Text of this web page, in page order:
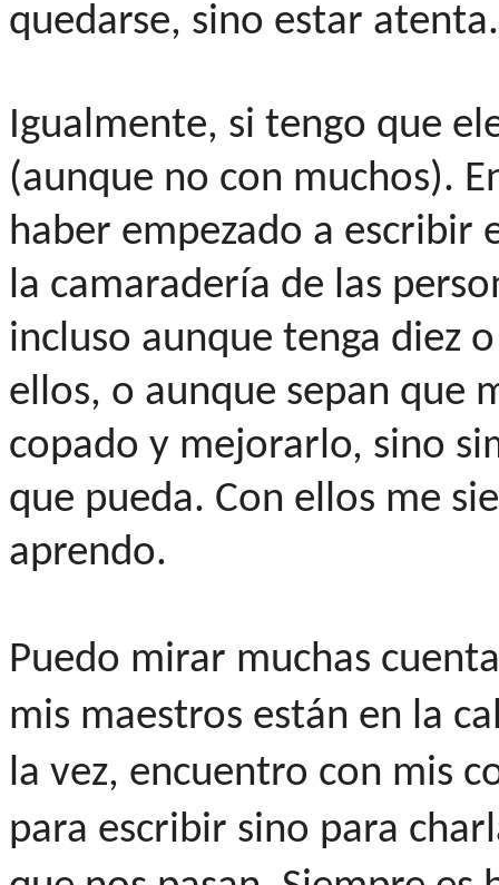
quedarse, sino estar atenta.
Igualmente, si tengo que
(aunque no con muchos).
haber empezado a escribir
la camaradería de las
incluso aunque tenga diez
ellos, o aunque sepan que
copado y mejorarlo, sino
que pueda. Con ellos me
aprendo.
Puedo mirar muchas
mis maestros están en la
la vez, encuentro con mis
para escribir sino para